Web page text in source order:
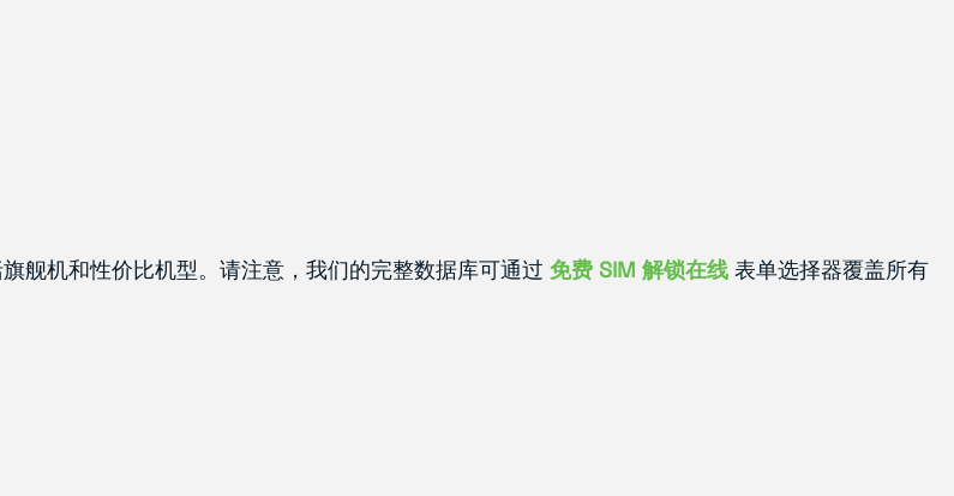
舰机和性价比机型。请注意，我们的完整数据库可通过 免费 SIM 解锁在线 表单选择器覆盖所有